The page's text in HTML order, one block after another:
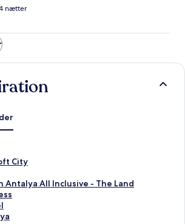
nætter
City
Antalya All Inclusive - The Land